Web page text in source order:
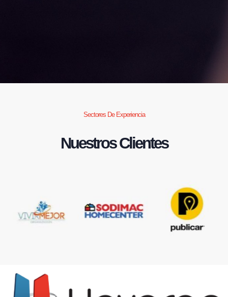
Sectores De Experiencia
Nuestros Clientes